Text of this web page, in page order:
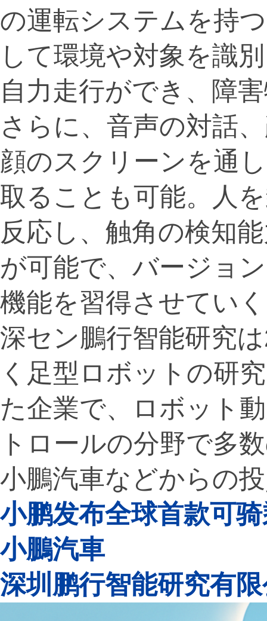
の運転システムを持
して環境や対象を識
自力走行ができ、障
さらに、音声の対話
顔のスクリーンを通
取ることも可能。人
反応し、触角の検知
が可能で、バージョ
機能を習得させてい
深セン鵬行智能研究
く足型ロボットの研
た企業で、ロボット
トロールの分野で多
小鵬汽車などからの
小鹏发布全球首款可
小鵬汽車
深圳鹏行智能研究有